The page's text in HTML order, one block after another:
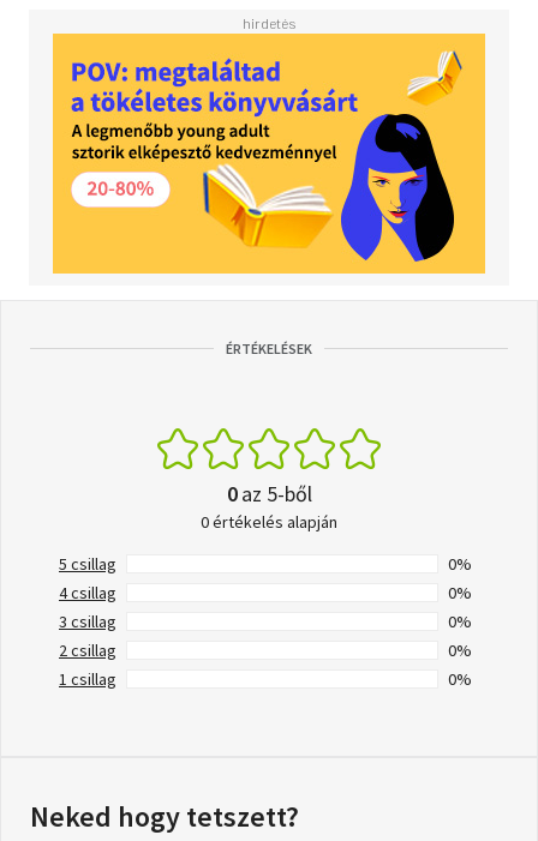
ÉRTÉKELÉSEK
0az 5-ből
0 értékelés alapján
5 csillag
0%
4 csillag
0%
3 csillag
0%
2 csillag
0%
1 csillag
0%
Neked hogy tetszett?